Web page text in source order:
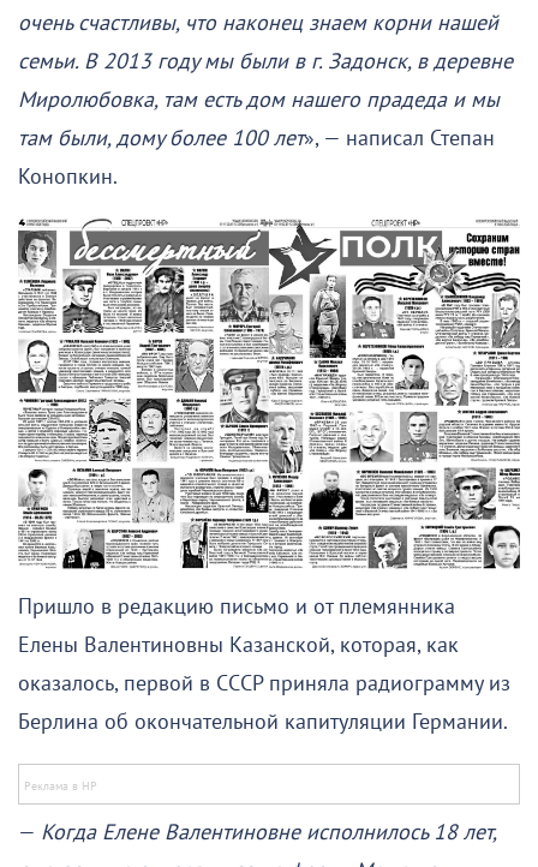
очень счастливы, что наконец знаем корни нашей
семьи. В 2013 году мы были в г. Задонск, в деревне
Миролюбовка, там есть дом нашего прадеда и мы
там были, дому более 100 лет», — написал Степан
Конопкин.
Пришло в редакцию письмо и от племянника
Елены Валентиновны Казанской, которая, как
оказалось, первой в СССР приняла радиограмму из
Берлина об окончательной капитуляции Германии.
— Когда Елене Валентиновне исполнилось 18 лет,